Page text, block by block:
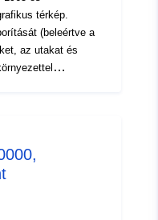
pochodzą z
Ośrodka
8540-c5d40a34b53c
térkép.
(beleértve a
az utakat és